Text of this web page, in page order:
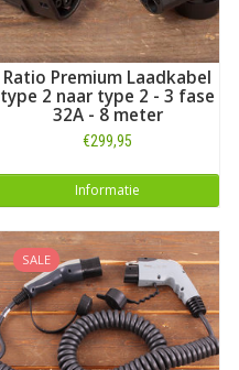
Ratio Premium Laadkabel
type 2 naar type 2 - 3 fase
32A - 8 meter
€299,95
Informatie
SALE